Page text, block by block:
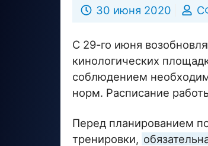
30 июня 2020
С 29-го июня
кинологических
соблюдением
норм. Расписание
Перед планированием
тренировки,